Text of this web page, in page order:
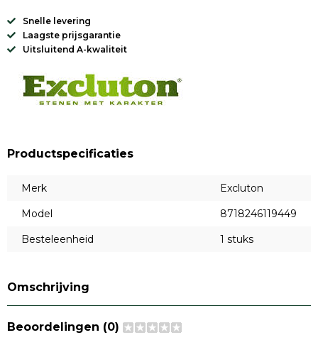
Snelle levering
Laagste prijsgarantie
Uitsluitend A-kwaliteit
Productspecificaties
Merk
Excluton
Model
8718246119449
Besteleenheid
1 stuks
Omschrijving
Beoordelingen (0)